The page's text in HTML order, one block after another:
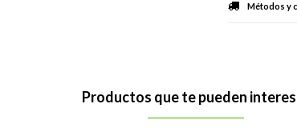
Métodos y
Productos que te pueden